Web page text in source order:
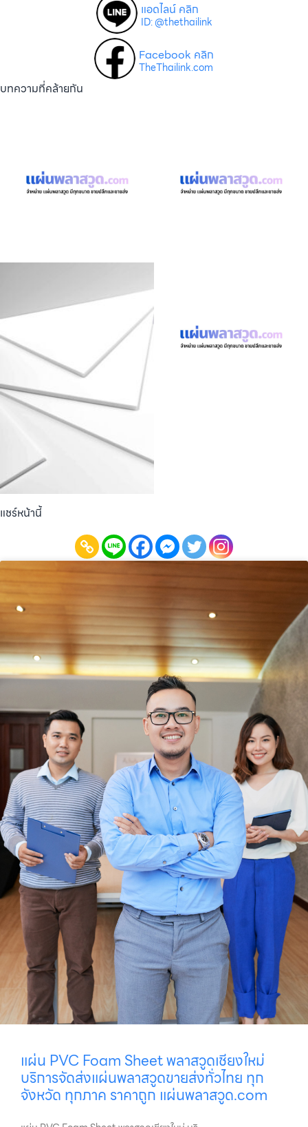
แอดไลน์ คลิก
ID: @thethailink
Facebook คลิก
TheThailink.com
บทความที่คล้ายกัน
แชร์หน้านี้
แผ่น PVC Foam Sheet พลาสวูดเชียงใหม่
บริการจัดส่งแผ่นพลาสวูดขายส่งทั่วไทย ทุก
จังหวัด ทุกภาค ราคาถูก แผ่นพลาสวูด.com